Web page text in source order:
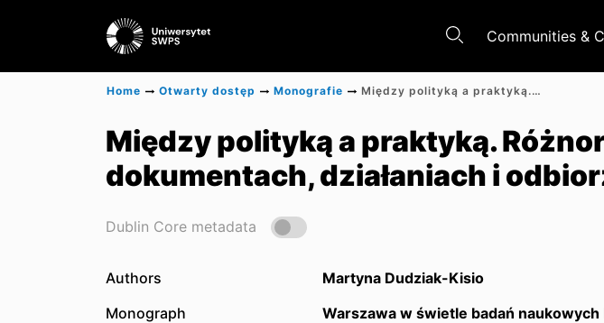
Communities &
Home Otwarty dostęp Monografie Między polityką a praktyką. Różnorodność społeczna w dokumentach, działaniach i odbiorze mieszkańców
Między polityką a praktyką.
dokumentach, działaniach i
Dublin Core metadata
Authors
Martyna Dudziak-Kisio
Monograph
Warszawa w świetle badań